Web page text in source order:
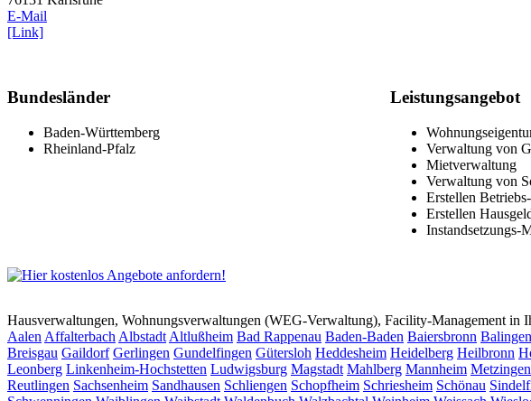
E-Mail
[Link]
Bundesländer
Baden-Württemberg
Rheinland-Pfalz
Leistungsangebot
Verwaltung von
Mietverwaltung
Verwaltung von
Erstellen
Erstellen
Instandsetzungs-
Hausverwaltungen, Wohnungsverwaltungen (WEG-Verwaltung), Facility-Management in
Aalen Affalterbach Albstadt Altlußheim Bad Rappenau Baden-Baden Baiersbronn Balingen
Breisgau Gaildorf Gerlingen Gundelfingen Gütersloh Heddesheim Heidelberg Heilbronn
Leonberg Linkenheim-Hochstetten Ludwigsburg Magstadt Mahlberg Mannheim Metzingen
Reutlingen Sachsenheim Sandhausen Schliengen Schopfheim Schriesheim Schönau